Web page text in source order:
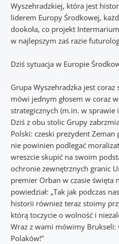
Wyszehradzkiej, która jest
liderem Europy Środkowej,
dookoła, co projekt
w najlepszym zaś razie
Dziś sytuacja w Europie
Grupa Wyszehradzka jest
mówi jednym głosem w coraz
strategicznych (m.in. w
Dziś z obu stolic Grupy
Polski: czeski prezydent Zeman
nie powinien podlegać
wreszcie skupić na swoim
ochronie zewnętrznych granic
premier Orban w czasie święta
powiedział: „Tak jak podczas
historii również teraz stoimy
którą toczycie o wolność i
Wraz z wami mówimy Brukseli:
Polaków!”